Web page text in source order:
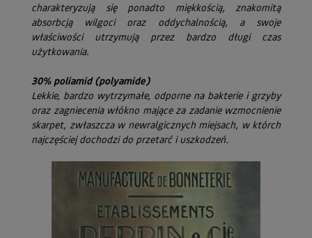
charakteryzują się ponadto miękkością, znakomitą
absorbcją wilgoci oraz oddychalnością, a swoje
właściwości utrzymują przez bardzo długi czas
użytkowania.
30% poliamid (polyamide)
Lekkie, bardzo wytrzymałe, odporne na bakterie i grzyby
oraz zagniecenia włókno mające za zadanie wzmocnienie
skarpet, zwłaszcza w newralgicznych miejsach, w którch
najczęściej dochodzi do przetarć i uszkodzeń.